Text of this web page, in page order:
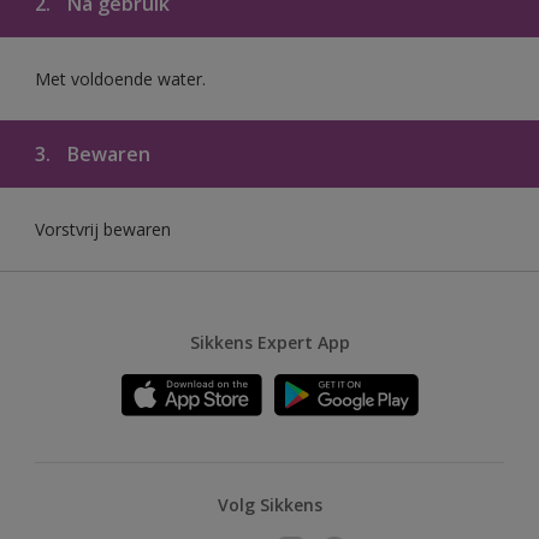
Met voldoende water.
3. Bewaren
Vorstvrij bewaren
Sikkens Expert App
Volg Sikkens